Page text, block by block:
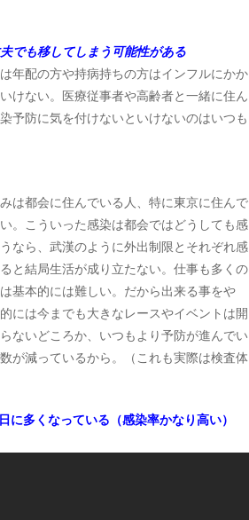
でも移してしまう可能性がある
年配の方や持病持ちの方はインフルにかか
けない。医療従事者や高齢者と一緒に住ん
予防に気を付けないといけないのはいつも
は都会に住んでいる人、特に東京に住んで
。こういった感染は都会ではどうしても感
なら、武漢のように外出制限とそれぞれ感
と結局生活が成り立たない。仕事も多くの
基本的には難しい。だから出来る事をや
には今までも大きなレースやイベントは開
ないどころか、いつもより予防が進んでい
が減っているから。（これも実際は検査体
多くなっている（感染率かなり高い）